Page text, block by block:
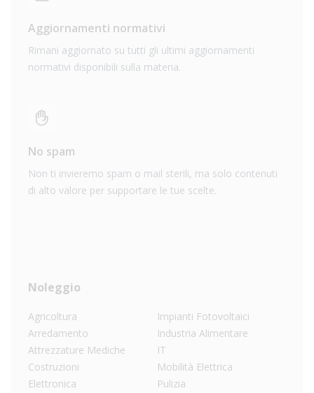
Aggiornamenti normativi
Rimani aggiornato su tutti gli ultimi aggiornamenti
normativi disponibili sulla materia.
No spam
Non ti invieremo spam o mail sterili, ma solo contenuti
di alto valore per supportare le tue scelte.
Noleggio
Agricoltura
Arredamento
Attrezzature Mediche
Costruzioni
Elettronica
Impianti Fotovoltaici
Industria Alimentare
IT
Mobilità Elettrica
Pulizia